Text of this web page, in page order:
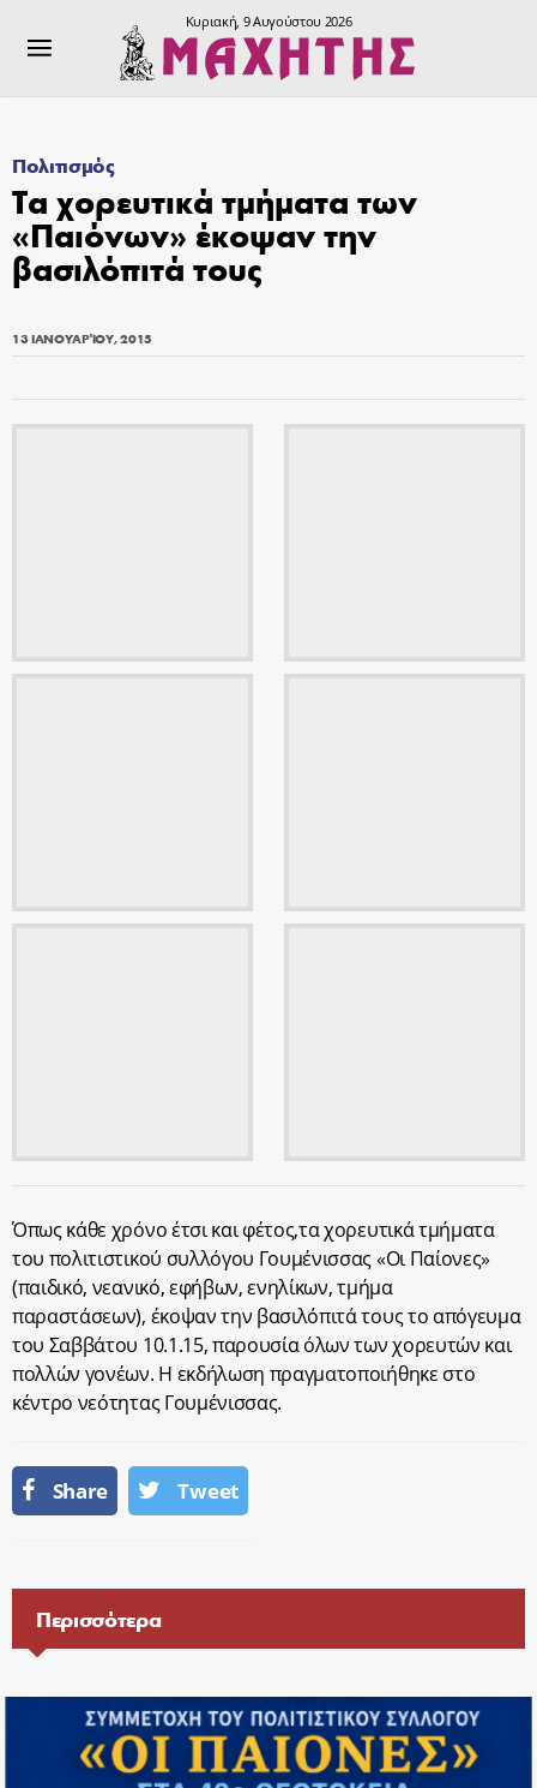
Κυριακή, 9 Αυγούστου 2026
Πολιτισμός
Τα χορευτικά τμήματα των
«Παιόνων» έκοψαν την
βασιλόπιτά τους
13 ΙΑΝΟΥΑΡΊΟΥ, 2015
Όπως κάθε χρόνο έτσι και φέτος,τα χορευτικά τμήματα
του πολιτιστικού συλλόγου Γουμένισσας «Οι Παίονες»
(παιδικό, νεανικό, εφήβων, ενηλίκων, τμήμα
παραστάσεων), έκοψαν την βασιλόπιτά τους το απόγευμα
του Σαββάτου 10.1.15, παρουσία όλων των χορευτών και
πολλών γονέων. Η εκδήλωση πραγματοποιήθηκε στο
κέντρο νεότητας Γουμένισσας.
Share Tweet
Περισσότερα